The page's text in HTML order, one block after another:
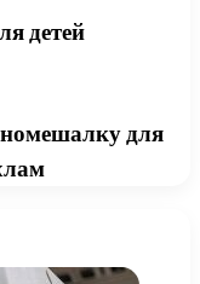
детей
для